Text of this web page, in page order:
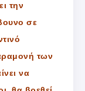
την
σε
των
να